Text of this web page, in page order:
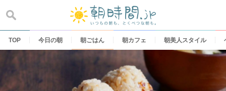
content
TOP 今日の朝 朝ごはん 朝カフェ 朝美人スタイル